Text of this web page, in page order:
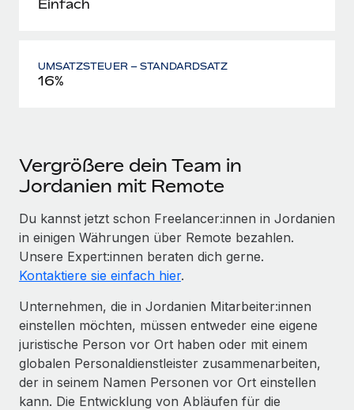
Einfach
UMSATZSTEUER – STANDARDSATZ
16%
Vergrößere dein Team in
Jordanien mit Remote
Du kannst jetzt schon Freelancer:innen in Jordanien
in einigen Währungen über Remote bezahlen.
Unsere Expert:innen beraten dich gerne.
Kontaktiere sie einfach hier.
Unternehmen, die in Jordanien Mitarbeiter:innen
einstellen möchten, müssen entweder eine eigene
juristische Person vor Ort haben oder mit einem
globalen Personaldienstleister zusammenarbeiten,
der in seinem Namen Personen vor Ort einstellen
kann. Die Entwicklung von Abläufen für die